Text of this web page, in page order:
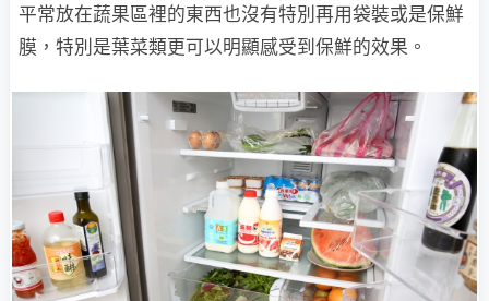
平常放在蔬果區裡的東西也沒有特別再用袋裝或是保鮮
膜，特別是葉菜類更可以明顯感受到保鮮的效果。